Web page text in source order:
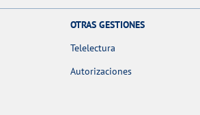
OTRAS GESTIONES
Telelectura
Autorizaciones